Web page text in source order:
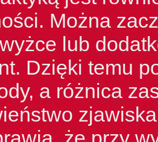
Można
lub
Dzięki temu
a różnica